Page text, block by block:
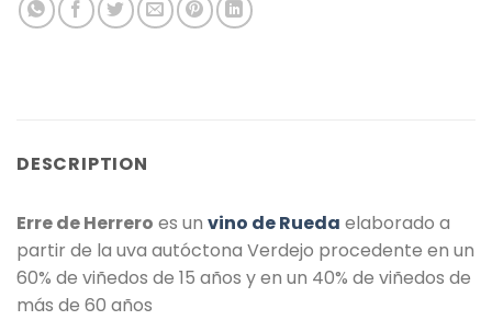
DESCRIPTION
Erre de Herrero es un vino de Rueda elaborado a
partir de la uva autóctona Verdejo procedente en un
60% de viñedos de 15 años y en un 40% de viñedos de
más de 60 años